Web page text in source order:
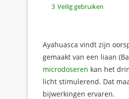
3 Veilig gebruiken
Ayahuasca vindt zijn
gemaakt van een liaan
microdoseren kan het
licht stimulerend. Dat
bijwerkingen ervaren.